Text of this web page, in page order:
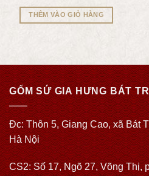
THÊM VÀO GIỎ HÀNG
GỐM SỨ GIA HƯNG BÁT
Đc: Thôn 5, Giang Cao, xã Bát
Hà Nội
CS2: Số 17, Ngõ 27, Võng